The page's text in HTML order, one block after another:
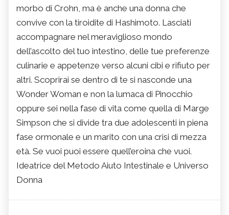
morbo di Crohn, ma è anche una donna che
convive con la tiroidite di Hashimoto. Lasciati
accompagnare nel meraviglioso mondo
dell’ascolto del tuo intestino, delle tue preferenze
culinarie e appetenze verso alcuni cibi e rifiuto per
altri. Scoprirai se dentro di te si nasconde una
Wonder Woman e non la lumaca di Pinocchio
oppure sei nella fase di vita come quella di Marge
Simpson che si divide tra due adolescenti in piena
fase ormonale e un marito con una crisi di mezza
età. Se vuoi puoi essere quell’eroina che vuoi.
Ideatrice del Metodo Aiuto Intestinale e Universo
Donna